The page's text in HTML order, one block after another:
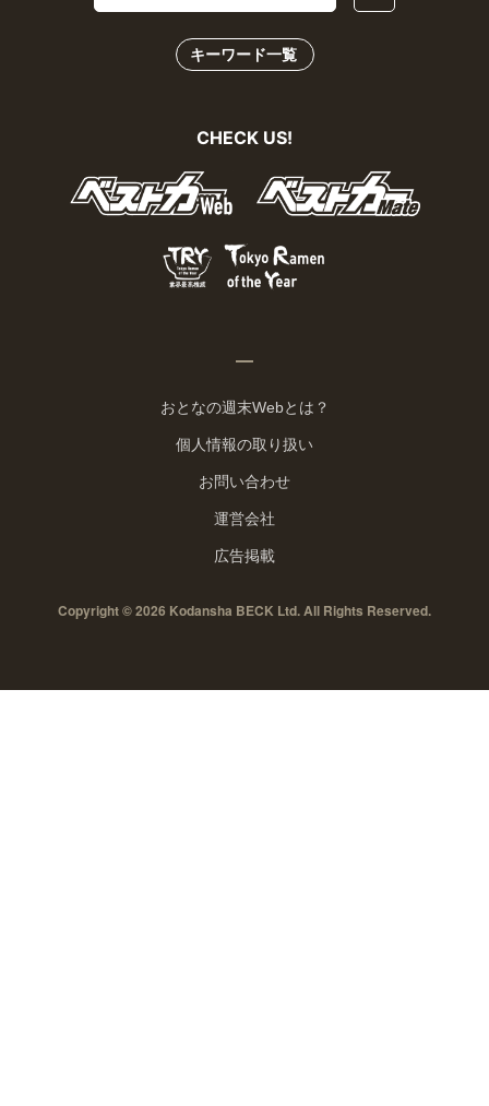
キーワード一覧
CHECK US!
おとなの週末Webとは？
個人情報の取り扱い
お問い合わせ
運営会社
広告掲載
Copyright © 2026 Kodansha BECK Ltd. All Rights Reserved.